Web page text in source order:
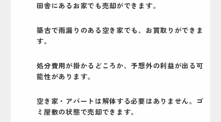
田舎にあるお家でも売却ができます。
築古で雨漏りのある空き家でも、お買取りができま
す。
処分費用が掛かるどころか、予想外の利益が出る可
能性があります。
空き家・アパートは解体する必要はありません。ゴ
ミ屋敷の状態で売却できます。